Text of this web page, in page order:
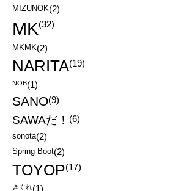
MIZUNOK(2)
MK(32)
MKMK(2)
NARITA(19)
NOB(1)
SANO(9)
SAWAだ！ (6)
sonota(2)
Spring Boot(2)
TOYOP(17)
きぐれ(1)